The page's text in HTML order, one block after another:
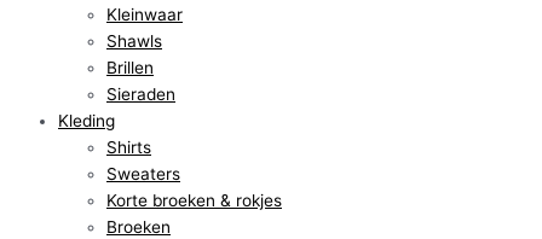
Kleinwaar
Shawls
Brillen
Sieraden
Kleding
Shirts
Sweaters
Korte broeken & rokjes
Broeken